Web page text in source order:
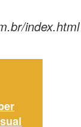
index.html